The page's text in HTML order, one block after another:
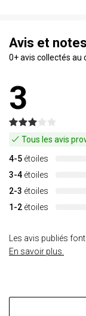
Avis et
0+ avis collectés au
3
Tous les avis
4-5 étoiles
3-4 étoiles
2-3 étoiles
1-2 étoiles
Les avis publiés
En savoir plus.